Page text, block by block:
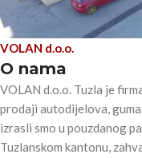
VOLAN d.o.o.
O nama
VOLAN d.o.o. Tuzla je
prodaji autodijelova,
izrasli smo u pouzdanog
Tuzlanskom kantonu,